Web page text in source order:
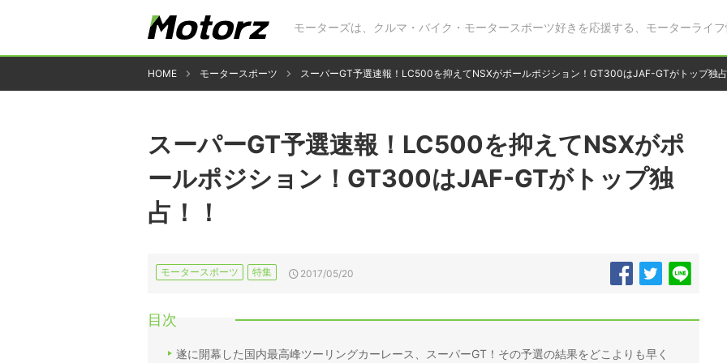
モーターズは、クルマ・バイク・モータースポーツ好きを応援する、モーターライフ
HOME モータースポーツ スーパーGT予選速報！LC500を抑えてNSXがポールポジション！GT300はJAF-GTがトップ独占
スーパーGT予選速報！LC500を抑えてNSXがポ
ールポジション！GT300はJAF-GTがトップ独
占！！
モータースポーツ 特集 2017/05/20
目次
遂に開幕した国内最高峰ツーリングカーレース、スーパーGT！その予選の結果をどこよりも早く